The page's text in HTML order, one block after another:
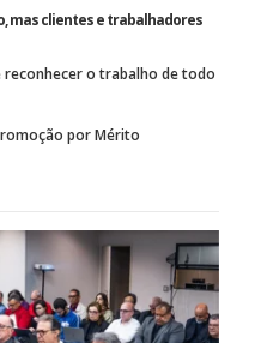
mas clientes e trabalhadores
reconhecer o trabalho de todo
por Mérito